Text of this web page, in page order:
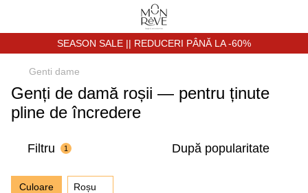
SEASON SALE || REDUCERI PÂNĂ LA -60%
Genti dame
Genți de damă roșii — pentru ținute
pline de încredere
Filtru 1 După popularitate
Culoare Roșu